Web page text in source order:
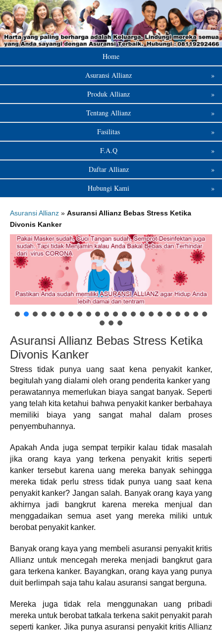
Home
Asuransi Allianz
»
Produk Allianz
»
Tentang Allianz
»
Fasilitas
»
F.A.Q
»
Daftar Allianz
»
Hubungi Kami
»
Asuransi Allianz » Asuransi Allianz Bebas Stress Ketika
Divonis Kanker
Asuransi Allianz Bebas Stress Ketika
Divonis Kanker
Stress tidak punya uang saat kena penyakit kanker,
begitulah yang dialami oleh orang penderita kanker yang
perawatannya memerlukan biaya sangat banyak. Seperti
yang telah kita ketahui bahwa penyakit kanker berbahaya
memiliki biaya yang sangat mahal dalam proses
penyembuhannya.
Apakah Anda juga sempat terpikir kalau tidak masalah
jika orang kaya yang terkena penyakit kritis seperti
kanker tersebut karena uang mereka banyak sehingga
mereka tidak perlu stress tidak punya uang saat kena
penyakit kanker? Jangan salah. Banyak orang kaya yang
akhirnya jadi bangkrut karena mereka menjual dan
menggadaikan semua aset yang mereka miliki untuk
berobat penyakit kanker.
Banyak orang kaya yang membeli asuransi penyakit kritis
Allianz untuk mencegah mereka menjadi bangkrut gara
gara terkena kanker. Bayangkan, orang kaya yang punya
duit berlimpah saja tahu kalau asuransi sangat berguna.
Mereka juga tidak rela menggunakan uang pribadi
mereka untuk berobat tatkala terkena sakit penyakit parah
seperti kanker. Jika punya asuransi penyakit kritis Allianz